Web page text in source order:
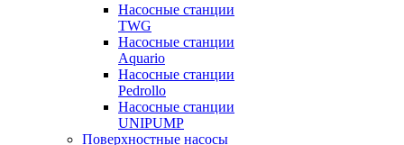
Насосные станции
TWG
Насосные станции
Aquario
Насосные станции
Pedrollo
Насосные станции
UNIPUMP
Поверхностные насосы